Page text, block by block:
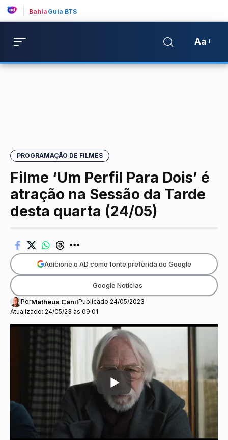
Bahia Guia BTS
Aa
PROGRAMAÇÃO DE FILMES
Filme ‘Um Perfil Para Dois’ é
atração na Sessão da Tarde
desta quarta (24/05)
Atualizado: 24/05/23 às 09:01
PorMatheus CanilPublicado 24/05/2023
Adicione o AD como fonte preferida do Google
Google Notícias